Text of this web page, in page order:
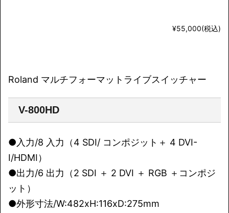
¥55,000(税込)
Roland マルチフォーマットライブスイッチャー
V-800HD
●入力/8 入力（4 SDI/ コンポジット＋ 4 DVI-
I/HDMI）
●出力/6 出力（2 SDI ＋ 2 DVI ＋ RGB ＋コンポジ
ット）
●外形寸法/W:482xH:116xD:275mm